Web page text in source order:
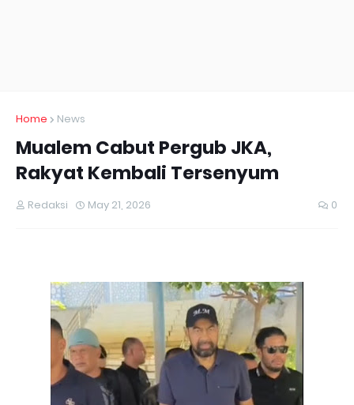
Home News
Mualem Cabut Pergub JKA,
Rakyat Kembali Tersenyum
Redaksi May 21, 2026 0